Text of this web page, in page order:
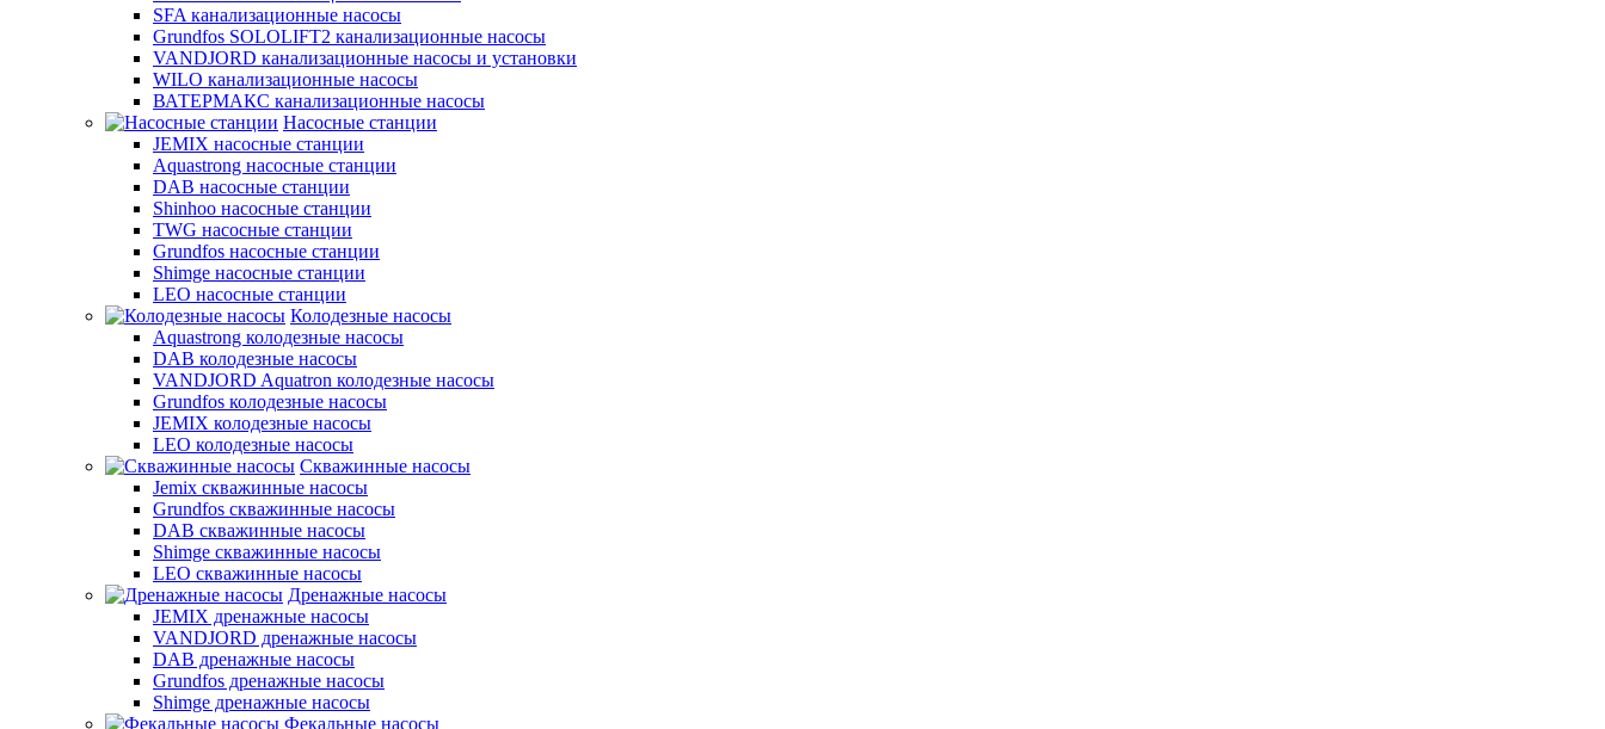
SFA канализационные насосы
Grundfos SOLOLIFT2 канализационные насосы
VANDJORD канализационные насосы и установки
WILO канализационные насосы
ВАТЕРМАКС канализационные насосы
Насосные станции
JEMIX насосные станции
Aquastrong насосные станции
DAB насосные станции
Shinhoo насосные станции
TWG насосные станции
Grundfos насосные станции
Shimge насосные станции
LEO насосные станции
Колодезные насосы
Aquastrong колодезные насосы
DAB колодезные насосы
VANDJORD Aquatron колодезные насосы
Grundfos колодезные насосы
JEMIX колодезные насосы
LEO колодезные насосы
Скважинные насосы
Jemix cкважинные насосы
Grundfos скважинные насосы
DAB скважинные насосы
Shimge скважинные насосы
LEO скважинные насосы
Дренажные насосы
JEMIX дренажные насосы
VANDJORD дренажные насосы
DAB дренажные насосы
Grundfos дренажные насосы
Shimge дренажные насосы
Фекальные насосы